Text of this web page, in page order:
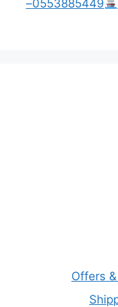
0553885449–